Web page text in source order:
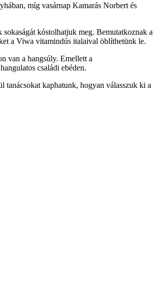
míg vasárnap Kamarás Norbert és
kóstolhatjuk meg. Bemutatkoznak a
a Viwa vitamindús italaival öblíthetünk le.
van a hangsúly. Emellett a
családi ebéden.
tanácsokat kaphatunk, hogyan válasszuk ki a